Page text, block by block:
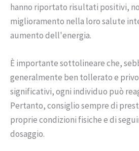
hanno riportato risultati positivi,
miglioramento nella loro salute
aumento dell'energia.
È importante sottolineare che,
generalmente ben tollerato e
significativi, ogni individuo può
Pertanto, consiglio sempre di
proprie condizioni fisiche e di
dosaggio.